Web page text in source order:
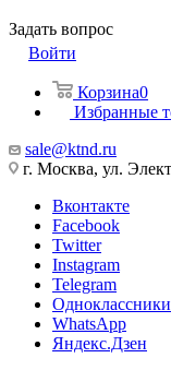
Задать вопрос
Войти
Корзина0
Избранные
sale@ktnd.ru
г. Москва, ул.
Вконтакте
Facebook
Twitter
Instagram
Telegram
Одноклассники
WhatsApp
Яндекс.Дзен